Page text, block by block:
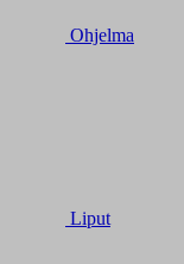
Ohjelma
Liput